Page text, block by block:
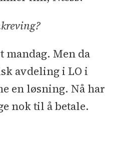
Men da
avdeling i LO i
en løsning. Nå har
nok til å betale.